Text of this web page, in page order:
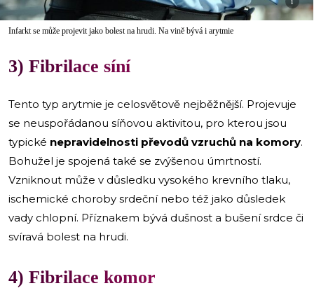
Infarkt se může projevit jako bolest na hrudi. Na vině bývá i arytmie
3) Fibrilace síní
Tento typ arytmie je celosvětově nejběžnější. Projevuje
se neuspořádanou síňovou aktivitou, pro kterou jsou
typické nepravidelnosti převodů vzruchů na komory.
Bohužel je spojená také se zvýšenou úmrtností.
Vzniknout může v důsledku vysokého krevního tlaku,
ischemické choroby srdeční nebo též jako důsledek
vady chlopní. Příznakem bývá dušnost a bušení srdce či
svíravá bolest na hrudi.
4) Fibrilace komor